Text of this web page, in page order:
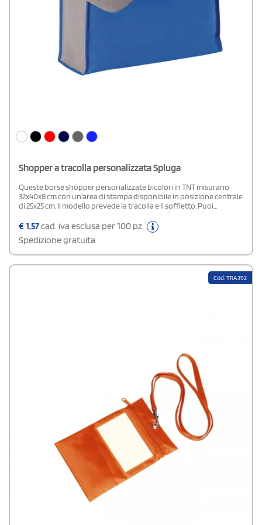
Shopper a tracolla personalizzata Spluga
Queste borse shopper personalizzate bicolori in TNT misurano
32x40x8 cm con un'area di stampa disponibile in posizione centrale
di 25x25 cm. Il modello prevede la tracolla e il soffietto. Puoi
scegliere tra diverse combinazioni di colore. Sono ideali come
gadget promozionali economici da regalare ai tuoi clienti.
€1,57cad. iva esclusa per 100 pz
Spedizione gratuita
Cod: TRA392